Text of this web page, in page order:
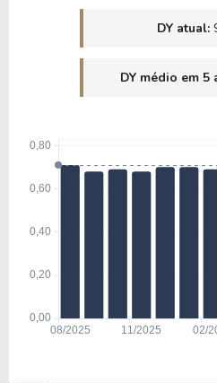
DY atual:
DY médio em 5